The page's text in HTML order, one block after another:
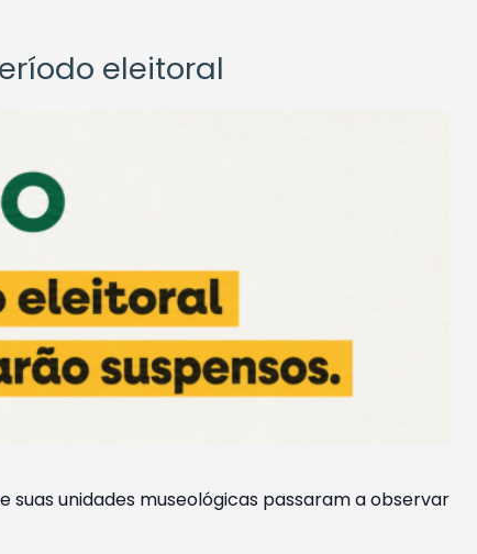
eleitoral
suas unidades museológicas passaram a observar